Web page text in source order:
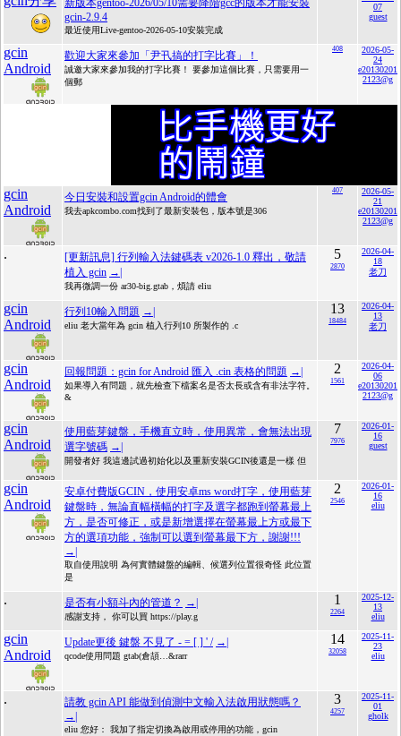
新版本gentoo-2026/05/10需要降階gcc的版本才能安裝
gcin-2.9.4
最近使用Live-gentoo-2026-05-10安裝完成
07
guest
gcin
Android
歡迎大家來參加「尹卂搞的打字比賽」！
誠邀大家來參加我的打字比賽！ 要參加這個比賽，只需要用一
個郵
408
2026-05-
24
e20130201
2123@g
gcin
Android
今日安裝和設置gcin Android的體會
我去apkcombo.com找到了最新安裝包，版本號是306
407
2026-05-
21
e20130201
2123@g
.
[更新訊息] 行列輸入法鍵碼表 v2026-1.0 釋出，敬請
植入 gcin →|
我再微調一份 ar30-big.gtab，煩請 eliu
5
2870
2026-04-
18
老刀
gcin
Android
行列10輸入問題 →|
eliu 老大當年為 gcin 植入行列10 所製作的 .c
13
18484
2026-04-
13
老刀
gcin
Android
回報問題：gcin for Android 匯入 .cin 表格的問題 →|
如果導入有問題，就先檢查下檔案名是否太長或含有非法字符。
&
2
1561
2026-04-
06
e20130201
2123@g
gcin
Android
使用藍芽鍵盤，手機直立時，使用異常，會無法出現
選字號碼 →|
開發者好 我這邊試過初始化以及重新安裝GCIN後還是一樣 但
7
7976
2026-01-
16
guest
gcin
Android
安卓付費版GCIN，使用安卓ms word打字，使用藍芽
鍵盤時，無論直幅橫幅的打字及選字都跑到螢幕最上
方，是否可修正，或是新增選擇在螢幕最上方或最下
方的選項功能，強制可以選到螢幕最下方，謝謝!!!
→|
取自使用說明 為何實體鍵盤的編輯、候選列位置很奇怪 此位置
是
2
2546
2026-01-
16
eliu
. 是否有小額斗內的管道？ →|
感謝支持， 你可以買 https://play.g
1
2264
2025-12-
13
eliu
gcin
Android
Update更後 鍵盤 不見了 - = [ ] ' / →|
qcode使用問題 gtab(倉頡…&rarr
14
32058
2025-11-
23
eliu
.
請教 gcin API 能做到偵測中文輸入法啟用狀態嗎？
→|
eliu 您好： 我加了指定切換為啟用或停用的功能，gcin
3
4257
2025-11-
01
gholk